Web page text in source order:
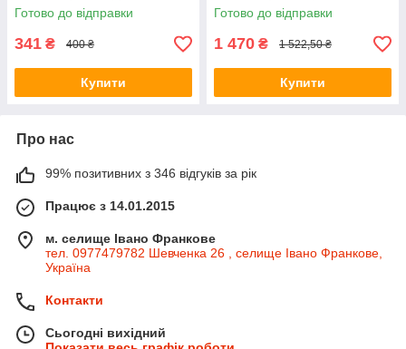
Готово до відправки
341 ₴ 400 ₴
Купити
Готово до відправки
1 470 ₴ 1 522,50 ₴
Купити
Про нас
99% позитивних з 346 відгуків за рік
Працює з 14.01.2015
м. селище Івано Франкове
тел. 0977479782 Шевченка 26 , селище Івано Франкове,
Україна
Контакти
Сьогодні вихідний